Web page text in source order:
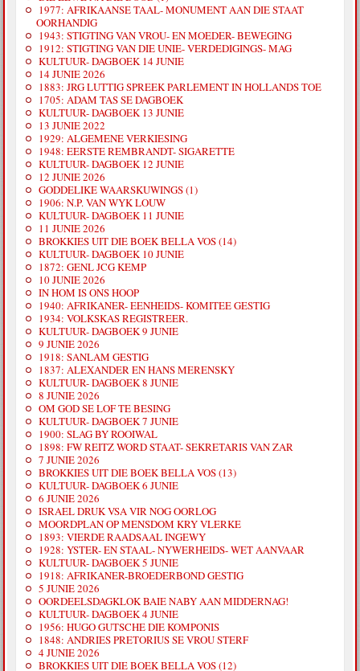
1977: AFRIKAANSE TAAL- MONUMENT AAN DIE STAAT
OORHANDIG
1943: STIGTING VAN VROU- EN MOEDER- BEWEGING
1912: STIGTING VAN DIE UNIE- VERDEDIGINGS- MAG
KULTUUR- DAGBOEK 14 JUNIE
14 JUNIE 2026
1883: JRG LUTTIG SPREEK PARLEMENT IN HOLLANDS TOE
1705: ADAM TAS SE DAGBOEK
KULTUUR- DAGBOEK 13 JUNIE
13 JUNIE 2022
1929: ALGEMENE VERKIESING
1948: EERSTE REMBRANDT- SIGARETTE
KULTUUR- DAGBOEK 12 JUNIE
12 JUNIE 2026
GODDELIKE WAARSKUWINGS (1)
1906: N.P. VAN WYK LOUW
KULTUUR- DAGBOEK 11 JUNIE
11 JUNIE 2026
BROKKIES UIT DIE BOEK BELLA VOS (14)
KULTUUR- DAGBOEK 10 JUNIE
1872: GENL JCG KEMP
10 JUNIE 2026
IN HOM IS ONS HOOP
1940: AFRIKANER- EENHEIDS- KOMITEE GESTIG
1934: VOLKSKAS REGISTREER.
KULTUUR- DAGBOEK 9 JUNIE
9 JUNIE 2026
1918: SANLAM GESTIG
1837: ALEXANDER EN HANS MERENSKY
KULTUUR- DAGBOEK 8 JUNIE
8 JUNIE 2026
OM GOD SE LOF TE BESING
KULTUUR- DAGBOEK 7 JUNIE
1900: SLAG BY ROOIWAL
1898: FW REITZ WORD STAAT- SEKRETARIS VAN ZAR
7 JUNIE 2026
BROKKIES UIT DIE BOEK BELLA VOS (13)
KULTUUR- DAGBOEK 6 JUNIE
6 JUNIE 2026
ISRAEL DRUK VSA VIR NOG OORLOG
MOORDPLAN OP MENSDOM KRY VLERKE
1893: VIERDE RAADSAAL INGEWY
1928: YSTER- EN STAAL- NYWERHEIDS- WET AANVAAR
KULTUUR- DAGBOEK 5 JUNIE
1918: AFRIKANER-BROEDERBOND GESTIG
5 JUNIE 2026
OORDEELSDAGKLOK BAIE NABY AAN MIDDERNAG!
KULTUUR- DAGBOEK 4 JUNIE
1956: HUGO GUTSCHE DIE KOMPONIS
1848: ANDRIES PRETORIUS SE VROU STERF
4 JUNIE 2026
BROKKIES UIT DIE BOEK BELLA VOS (12)